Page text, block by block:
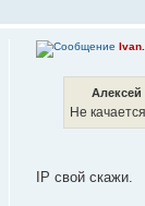
Алексей
Не
IP свой скажи.